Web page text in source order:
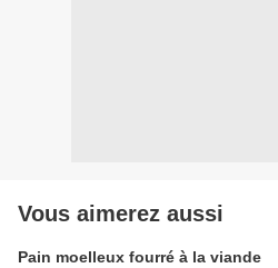
Vous aimerez aussi
Pain moelleux fourré à la viande